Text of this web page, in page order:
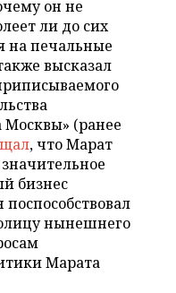
он не
ли до сих
на печальные
высказал
Москвы» (ранее
, что Марат
бизнес
нынешнего
Марата